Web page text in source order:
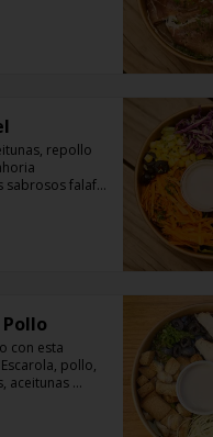
repollo
sabrosos falafel
con esta
pollo,
aceitunas